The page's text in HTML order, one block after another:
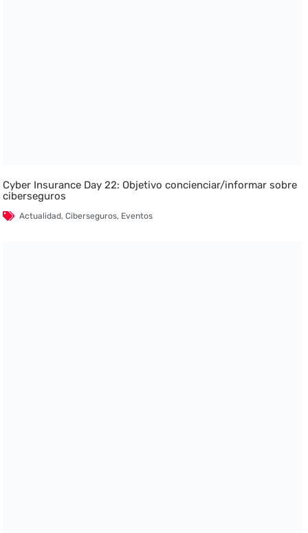
Cyber Insurance Day 22: Objetivo concienciar/informar sobre
ciberseguros
Actualidad,Ciberseguros, Eventos